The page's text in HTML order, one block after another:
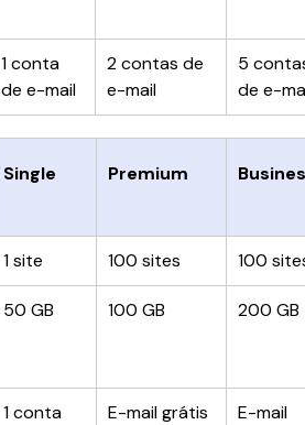
1 conta
de e-mail
2 contas de
e-mail
5
de e-
Single Premium
1 site 100 sites 100
50 GB 100 GB 200 GB
1 conta
E-mail grátis
E-mail